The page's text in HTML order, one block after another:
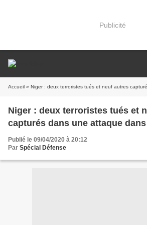
Publicité
Accueil » Niger : deux terroristes tués et neuf autres capturés dans
Niger : deux terroristes tués et
capturés dans une attaque
Publié le 09/04/2020 à 20:12
Par Spécial Défense